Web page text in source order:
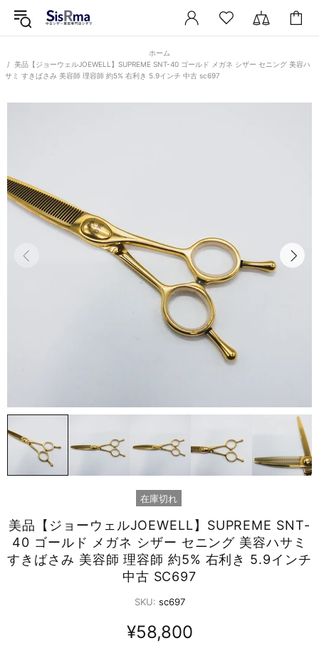
ホーム
美品【ジョーウェルJOEWELL】SUPREME SNT-40 ゴールド メガネ シザー セニング 美容ハ
サミ すきばさみ 美容師 理容師 約5% 右利き 5.9インチ 中古 sc697
在庫切れ
美品【ジョーウェルJOEWELL】SUPREME SNT-
40 ゴールド メガネ シザー セニング 美容ハサミ
すきばさみ 美容師 理容師 約5% 右利き 5.9インチ
中古 SC697
SKU: sc697
¥58,800